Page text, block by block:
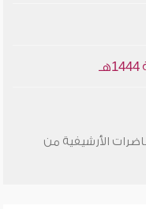
الأرشيفية من